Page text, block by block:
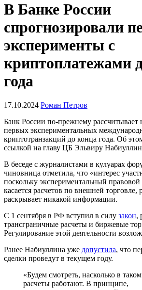
В Банке России
спрогнозировали
эксперименты с
криптоплатежами
года
17.10.2024 Роман Петров
Банк России по-прежнему рассчитывает
первых экспериментальных
криптотранзакций до конца года. Об
ссылкой на главу ЦБ Эльвиру
В беседе с журналистами в кулуарах
чиновница отметила, что «интерес
поскольку экспериментальный
касается расчетов по внешней торговле,
раскрывает никакой информации.
С 1 сентября в РФ вступил в силу закон,
трансграничные расчеты и биржевые
Регулирование этой деятельности
Ранее Набиуллина уже допустила, что
сделки проведут в текущем году.
«Будем смотреть, насколько в
расчеты работают. В принципе,